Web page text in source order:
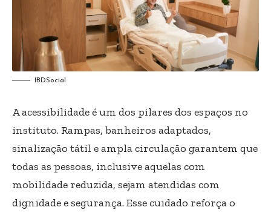
IBDSocial
A acessibilidade é um dos pilares dos espaços no
instituto. Rampas, banheiros adaptados,
sinalização tátil e ampla circulação garantem que
todas as pessoas, inclusive aquelas com
mobilidade reduzida, sejam atendidas com
dignidade e segurança. Esse cuidado reforça o